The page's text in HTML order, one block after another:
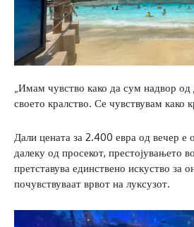
„Имам чувство како да сум надвор од
своето кралство. Се чувствувам како
Дали цената за 2.400 евра од вечер е
далеку од просекот, престојувањето
претставува единствено искуство за
почувствуваат врвот на луксузот.